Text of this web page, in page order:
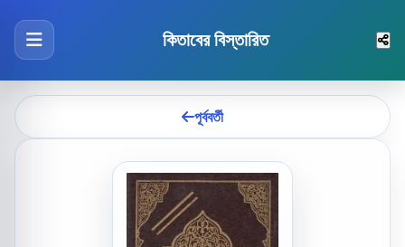
কিতাবের বিস্তারিত
পূর্ববর্তী